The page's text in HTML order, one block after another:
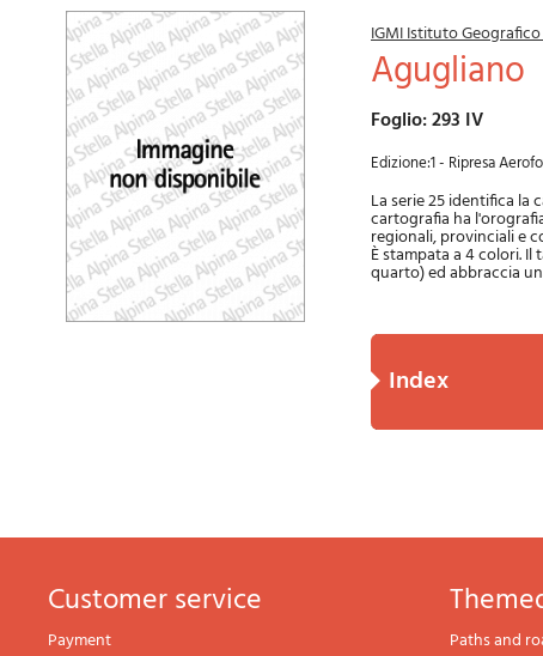
IGMI Istituto
Agugliano
Foglio: 293 IV
Edizione:1 - Ripresa
La serie 25 identifica la
cartografia ha
regionali, provinciali e
È stampata a 4 colori.
quarto) ed abbraccia
index
Customer service
Payment
Paths and